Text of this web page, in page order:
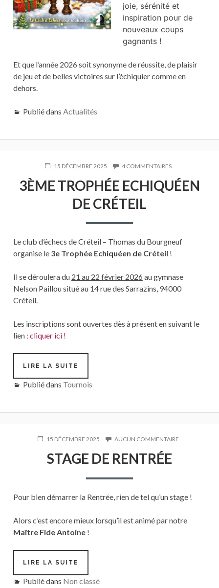
joie, sérénité et
inspiration pour de
nouveaux coups
gagnants !
Et que l’année 2026 soit synonyme de réussite, de plaisir
de jeu et de belles victoires sur l’échiquier comme en
dehors.
Publié dans Actualités
PUBLIÉ15 DÉCEMBRE 2025 4 COMMENTAIRESSUR
TROPHÉE
ECHIQUÉEN
3ÈME TROPHÉE ECHIQUÉEN
DE CRÉTEIL
Le club d’échecs de Créteil – Thomas du Bourgneuf
organise le 3e Trophée Echiquéen de Créteil !
Il se déroulera du 21 au 22 février 2026 au gymnase
Nelson Paillou situé au 14 rue des Sarrazins, 94000
Créteil.
Les inscriptions sont ouvertes dès à présent en suivant le
lien : cliquer ici !
LIRE LA SUITE
ECHIQUÉEN
Publié dans Tournois
PUBLIÉ15 DÉCEMBRE 2025 AUCUN COMMENTAIRE
STAGE DE RENTRÉE
Pour bien démarrer la Rentrée, rien de tel qu’un stage !
Alors c’est encore mieux lorsqu’il est animé par notre
Maître Fide Antoine!
LIRE LA SUITE
RENTRÉE
Publié dans Non classé